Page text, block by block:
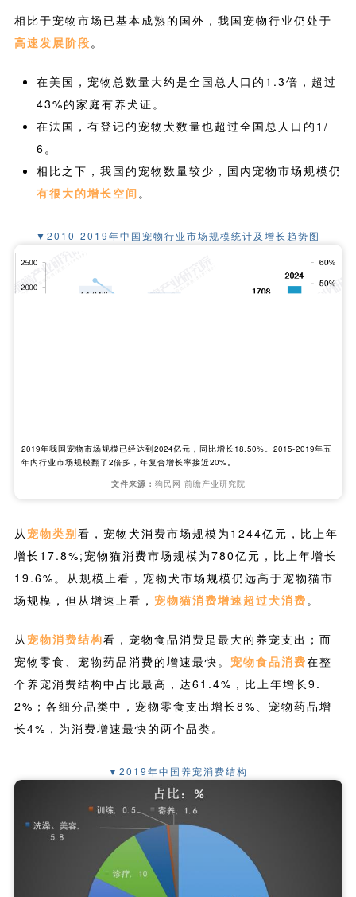
相比于宠物市场已基本成熟的国外，我国宠物行业仍处于
高速发展阶段。
在美国，宠物总数量大约是全国总人口的1.3倍，超过
43%的家庭有养犬证。
在法国，有登记的宠物犬数量也超过全国总人口的1/
6。
相比之下，我国的宠物数量较少，国内宠物市场规模仍
有很大的增长空间。
▼2010-2019年中国宠物行业市场规模统计及增长趋势图
2019年我国宠物市场规模已经达到2024亿元，同比增长18.50%。2015-2019年五
年内行业市场规模翻了2倍多，年复合增长率接近20%。
文件来源： 狗民网 前瞻产业研究院
从 宠物类别看，宠物犬消费市场规模为1244亿元，比上年
增长17.8%;宠物猫消费市场规模为780亿元，比上年增长
19.6%。从规模上看，宠物犬市场规模仍远高于宠物猫市
场规模，但从增速上看， 宠物猫消费增速超过犬消费。
从 宠物消费结构看，宠物食品消费是最大的养宠支出；而
宠物零食、宠物药品消费的增速最快。 宠物食品消费在整
个养宠消费结构中占比最高，达61.4%，比上年增长9.
2%；各细分品类中，宠物零食支出增长8%、宠物药品增
长4%，为消费增速最快的两个品类。
▼2019年中国养宠消费结构